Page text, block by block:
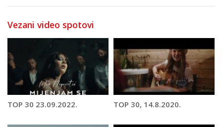
Vezani video spotovi
TOP 30 23.09.2022. TOP 30, 14.8.2020.